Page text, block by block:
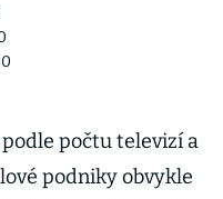
počtu televizí a
podniky obvykle